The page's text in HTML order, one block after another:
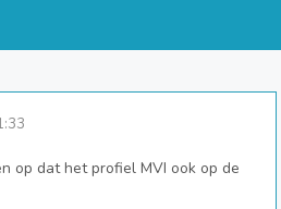
op dat het profiel MVI ook op de